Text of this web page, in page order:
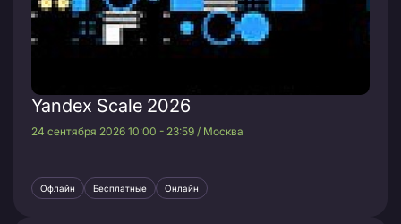
Yandex Scale 2026
24 сентября 2026 10:00 - 23:59 / Москва
Офлайн Бесплатные Онлайн